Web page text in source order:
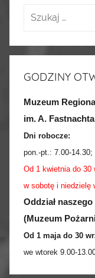
GODZINY
Muzeum
im. A.
Dni robocze:
pon.-pt.: 7.00-14.30;
Od 1 kwietnia do 30
w sobotę i niedzielę
Oddział
(Muzeum
Od 1 maja do 30
we wtorek 9.00-